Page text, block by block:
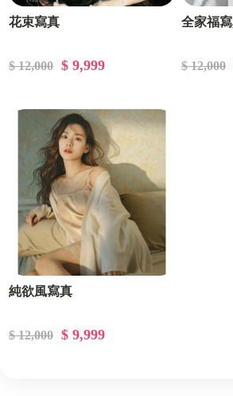
花束寫真
$ 12,000 $ 9,999
全家福
$ 12,000
純欲風寫真
$ 12,000 $ 9,999